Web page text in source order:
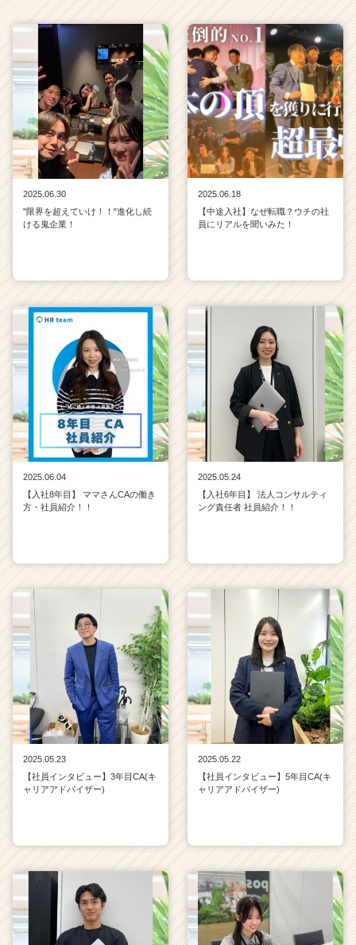
ア
キ
ャ
リ
ア
（C
h
e
e
r
a
2025.06.30
"限界を超えていけ！！"進化し続
ける鬼企業！
2025.06.18
【中途入社】なぜ転職？ウチの社
員にリアルを聞いみた！
2025.06.04
【入社8年目】 ママさんCAの働き
方・社員紹介！！
2025.05.24
【入社6年目】 法人コンサルティ
ング責任者 社員紹介！！
2025.05.23
【社員インタビュー】3年目CA(キ
ャリアアドバイザー)
2025.05.22
【社員インタビュー】5年目CA(キ
ャリアアドバイザー)